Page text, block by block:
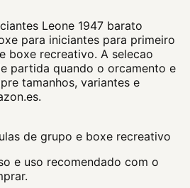
Leone 1947 barato
para iniciantes para primeiro
boxe recreativo. A selecao
partida quando o orcamento e
tamanhos, variantes e
de grupo e boxe recreativo
e uso recomendado com o